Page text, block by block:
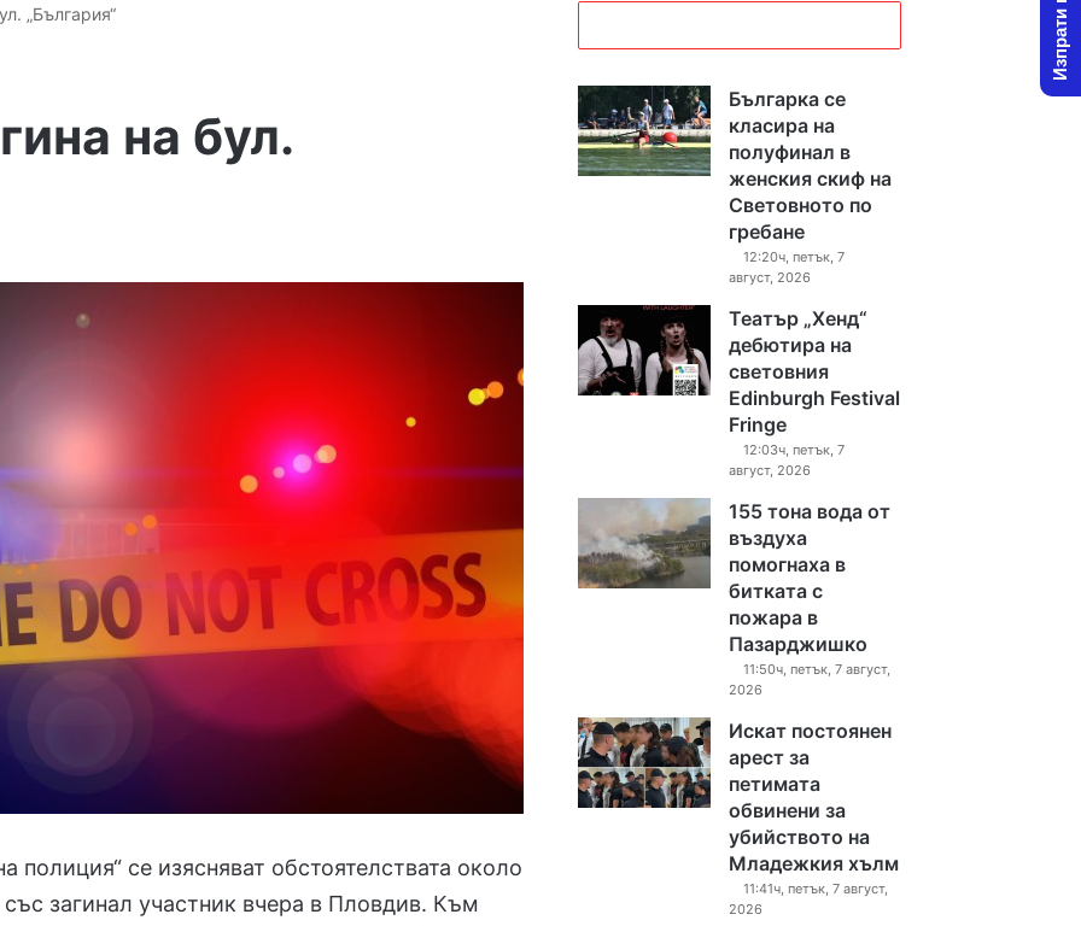
„България“
на бул.
полиция“ се изясняват обстоятелствата около
загинал участник вчера в Пловдив. Към
Българка се
класира на
полуфинал в
женския скиф на
Световното по
гребане
12:20ч, петък, 7
август, 2026
Театър „Хенд“
дебютира на
световния
Edinburgh Festival
Fringe
12:03ч, петък, 7
август, 2026
155 тона вода от
въздуха
помогнаха в
битката с
пожара в
Пазарджишко
11:50ч, петък, 7 август,
2026
Искат постоянен
арест за
петимата
обвинени за
убийството на
Младежкия хълм
11:41ч, петък, 7 август,
2026